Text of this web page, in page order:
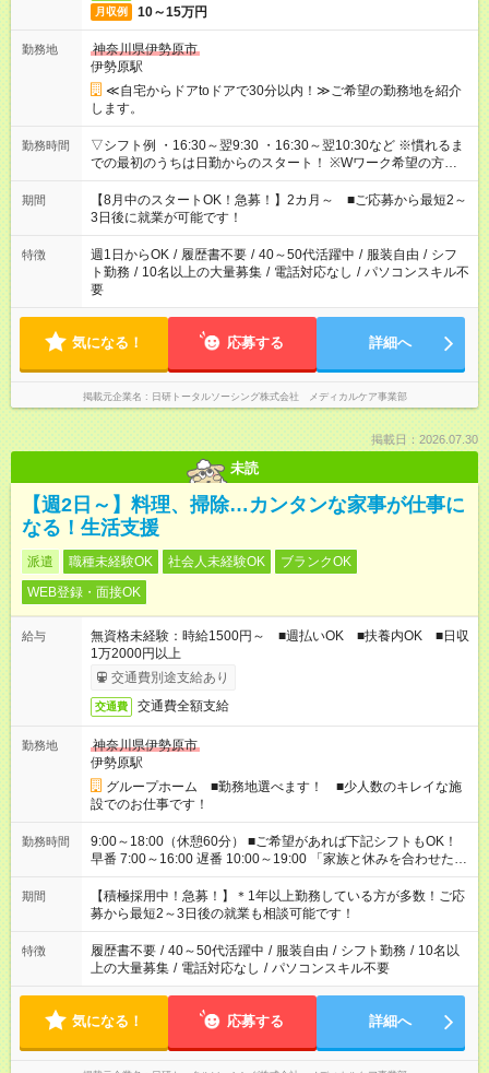
月収例 10～15万円
勤務地
神奈川県伊勢原市
伊勢原駅
≪自宅からドアtoドアで30分以内！≫ご希望の勤務地を紹介
します。
勤務時間
▽シフト例 ・16:30～翌9:30 ・16:30～翌10:30など ※慣れるま
での最初のうちは日勤からのスタート！ ※Wワーク希望の方へ
今ご覧のお仕事で希望する勤務時間と、もう1つのお仕事の勤務
時間。 合計で週40時間を超える場合は応募できません。
期間
【8月中のスタートOK！急募！】2カ月～ ■ご応募から最短2～
3日後に就業が可能です！
特徴 週1日からOK / 履歴書不要 / 40～50代活躍中 / 服装自由 / シフ
ト勤務 / 10名以上の大量募集 / 電話対応なし / パソコンスキル不
要
気になる！ 応募する 詳細へ
掲載元企業名 日研トータルソーシング株式会社 メディカルケア事業部
掲載日：2026.07.30
未読
【週2日～】料理、掃除…カンタンな家事が仕事に
なる！生活支援
派遣 職種未経験OK 社会人未経験OK
ブランクOK
WEB登録・面接OK
給与
無資格未経験：時給1500円～ ■週払いOK ■扶養内OK ■日収
1万2000円以上
交通費別途支給あり
交通費 交通費全額支給
勤務地
神奈川県伊勢原市
伊勢原駅
グループホーム ■勤務地選べます！ ■少人数のキレイな施
設でのお仕事です！
勤務時間
9:00～18:00（休憩60分） ■ご希望があれば下記シフトもOK！
早番 7:00～16:00 遅番 10:00～19:00 「家族と休みを合わせた
い」 「余裕を持って夕飯の準備がしたい」 「できれば残業はし
たくない」 など、ご希望を教えてくださいね。 ※Wワーク希望
の方へ 今ご覧のお仕事で希望する勤務時間と、もう1つのお仕事
の勤務時間。 合計で週40時間を超える場合は応募できません。
期間
【積極採用中！急募！】＊1年以上勤務している方が多数！ご応
募から最短2～3日後の就業も相談可能です！
特徴 履歴書不要 / 40～50代活躍中 / 服装自由 / シフト勤務 / 10名以
上の大量募集 / 電話対応なし / パソコンスキル不要
気になる！ 応募する 詳細へ